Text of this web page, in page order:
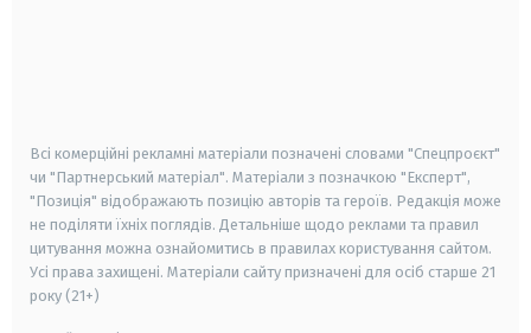
Всі комерційні рекламні матеріали позначені словами "Спецпроєкт"
чи "Партнерський матеріал". Матеріали з позначкою "Експерт",
"Позиція" відображають позицію авторів та героїв. Редакція може
не поділяти їхніх поглядів. Детальніше щодо реклами та правил
цитування можна ознайомитись в правилах користування сайтом.
Усі права захищені. Матеріали сайту призначені для осіб старше 21
року (21+)